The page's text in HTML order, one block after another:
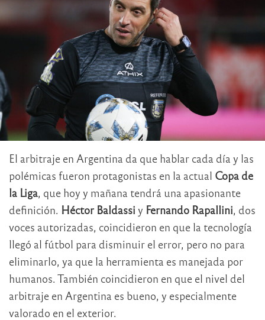
El arbitraje en Argentina da que hablar cada día y las
polémicas fueron protagonistas en la actual Copa de
la Liga , que hoy y mañana tendrá una apasionante
definición. Héctor Baldassi y Fernando Rapallini , dos
voces autorizadas, coincidieron en que la tecnología
llegó al fútbol para disminuir el error, pero no para
eliminarlo, ya que la herramienta es manejada por
humanos. También coincidieron en que el nivel del
arbitraje en Argentina es bueno, y especialmente
valorado en el exterior.